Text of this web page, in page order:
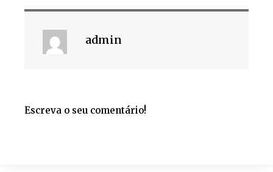
admin
Escreva o seu comentário!